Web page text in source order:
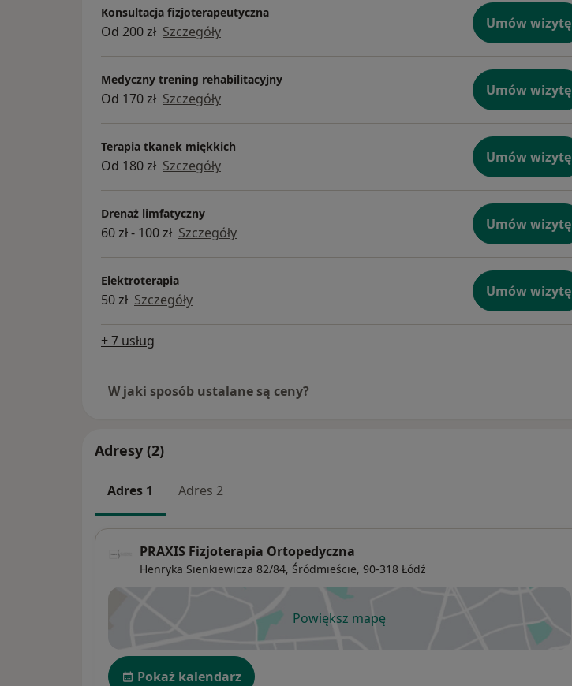
Konsultacja fizjoterapeutyczna
Od 200 zł Szczegóły Umów wizytę
Medyczny trening rehabilitacyjny
Od 170 zł Szczegóły Umów wizytę
Terapia tkanek miękkich
Od 180 zł Szczegóły Umów wizytę
Drenaż limfatyczny
60 zł - 100 zł Szczegóły Umów wizytę
Elektroterapia
50 zł Szczegóły Umów wizytę
+ 7 usług
W jaki sposób ustalane są ceny?
Adresy (2)
Adres 1 Adres 2
PRAXIS Fizjoterapia Ortopedyczna
Henryka Sienkiewicza 82/84, Śródmieście, 90-318 Łódź
Powiększ mapęotwiera się w nowej karcie
Dostępność
Pokaż kalendarz